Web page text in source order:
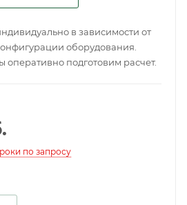
в зависимости от
оборудования.
оперативно подготовим расчет.
по запросу